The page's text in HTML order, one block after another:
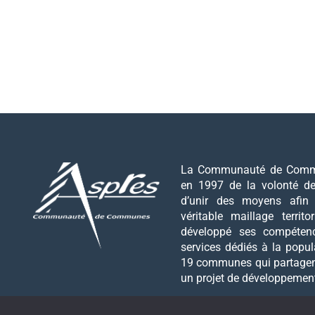
La Communauté de
en 1997 de la volonté
d’unir des moyens
véritable maillage
développé ses
services dédiés à la
19 communes qui
un projet de